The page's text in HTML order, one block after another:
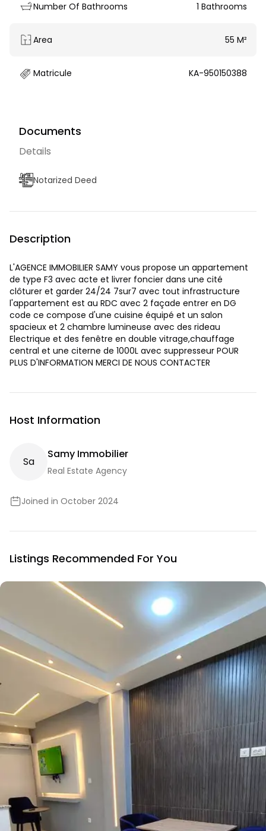
Number Of Bathrooms 1 Bathrooms
Area 55 M²
Matricule KA-950150388
Documents
Details
Notarized Deed
Description
L'AGENCE IMMOBILIER SAMY vous propose un appartement
de type F3 avec acte et livrer foncier dans une cité
clôturer et garder 24/24 7sur7 avec tout infrastructure
l'appartement est au RDC avec 2 façade entrer en DG
code ce compose d'une cuisine équipé et un salon
spacieux et 2 chambre lumineuse avec des rideau
Electrique et des fenêtre en double vitrage,chauffage
central et une citerne de 1000L avec suppresseur POUR
PLUS D'INFORMATION MERCI DE NOUS CONTACTER
Host Information
SA
Samy Immobilier
Real Estate Agency
Joined in October 2024
Listings Recommended For You